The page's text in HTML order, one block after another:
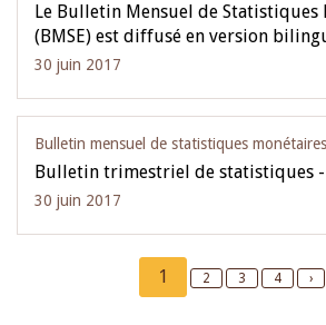
Le Bulletin Mensuel de Statistiques
(BMSE) est diffusé en version
30 juin 2017
Bulletin mensuel de statistiques
Bulletin trimestriel de statistiques -
30 juin 2017
Current
page
1 Page
2 Page
3 Page
4 ›